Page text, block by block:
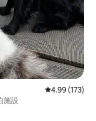
レビュー173
4.99 (173)
施設